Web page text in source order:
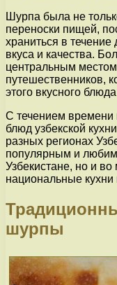
Шурпа была не
переноски пищей,
храниться в течение
вкуса и качества.
центральным
путешественников,
этого вкусного
С течением времени
блюд узбекской
разных регионах
популярным и
Узбекистане, но и во
национальные кухни
шурпы